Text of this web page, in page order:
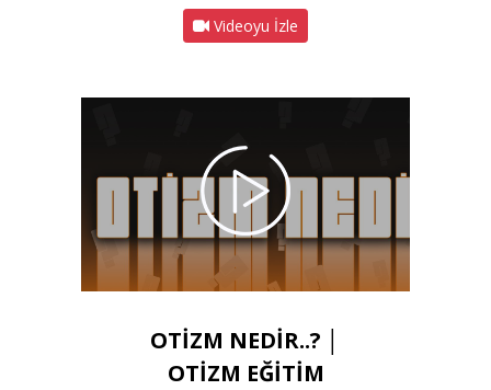
Videoyu İzle
OTİZM NEDİR..? │
OTİZM EĞİTİM